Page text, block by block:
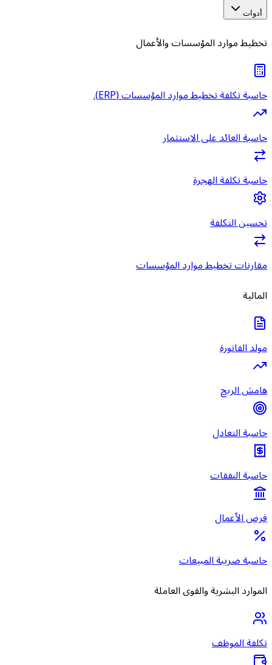
أدوات
تخطيط موارد المؤسسات والأعمال
حاسبة تكلفة تخطيط موارد المؤسسات (ERP).
حاسبة العائد على الاستثمار
حاسبة تكلفة الهجرة
تحسين التكلفة
مقارنات تخطيط موارد المؤسسات
المالية
مولد الفاتورة
هامش الربح
حاسبة التعادل
حاسبة النفقات
قرض الأعمال
حاسبة ضريبة المبيعات
الموارد البشرية والقوى العاملة
تكلفة الموظف